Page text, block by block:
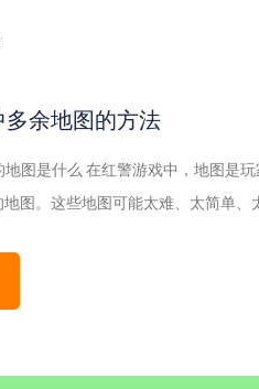
余地图的方法
地图是什么 在红警游戏中，地图是
图。这些地图可能太难、太简单